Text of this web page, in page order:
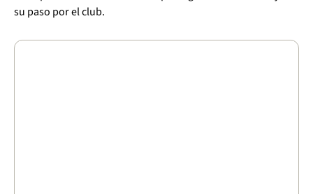
su paso por el club.